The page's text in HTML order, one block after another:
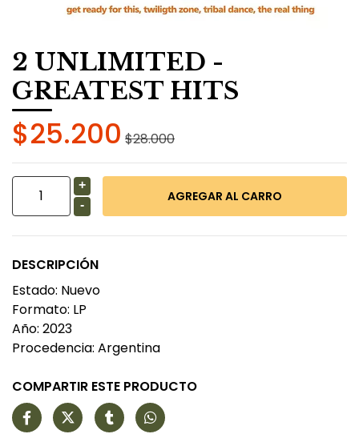
2 UNLIMITED -
GREATEST HITS
$25.200 $28.000
+
-
DESCRIPCIÓN
Estado: Nuevo
Formato: LP
Año: 2023
Procedencia: Argentina
COMPARTIR ESTE PRODUCTO